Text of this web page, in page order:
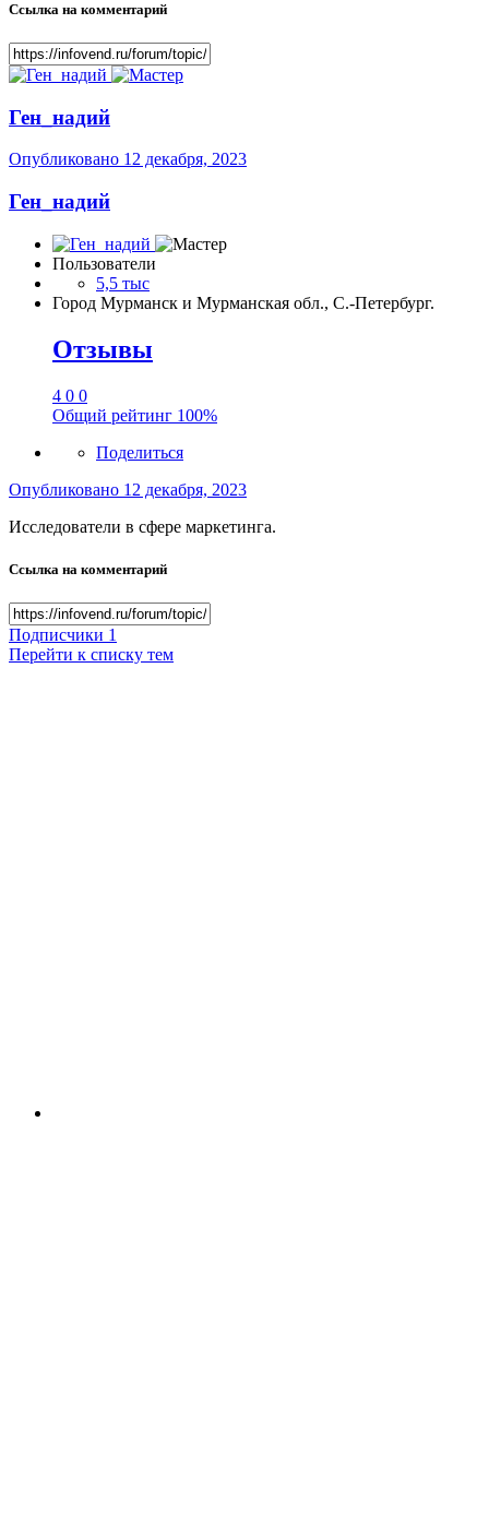
Ссылка на комментарий
Ген_надий
Опубликовано 12 декабря, 2023
Ген_надий
Пользователи
5,5 тыс
Город Мурманск и Мурманская обл., С.-Петербург.
Отзывы
4 0 0
Общий рейтинг 100%
Поделиться
Опубликовано 12 декабря, 2023
Исследователи в сфере маркетинга.
Ссылка на комментарий
Подписчики 1
Перейти к списку тем